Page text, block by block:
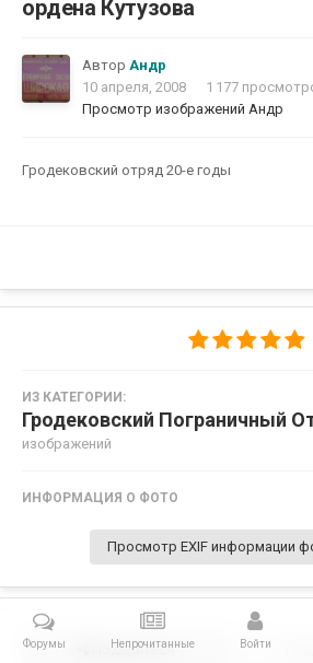
ордена Кутузова
Автор Андр
10 апреля, 2008
1 177
Просмотр изображений Андр
Гродековский отряд 20-е годы
ИЗ КАТЕГОРИИ:
Гродековский Пограничный
изображений
ИНФОРМАЦИЯ О ФОТО
Просмотр EXIF информации
Поделиться
Форумы Непрочитанные Войти